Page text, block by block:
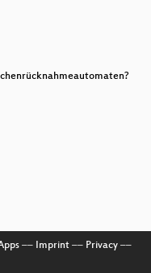
–– Imprint–– Privacy––